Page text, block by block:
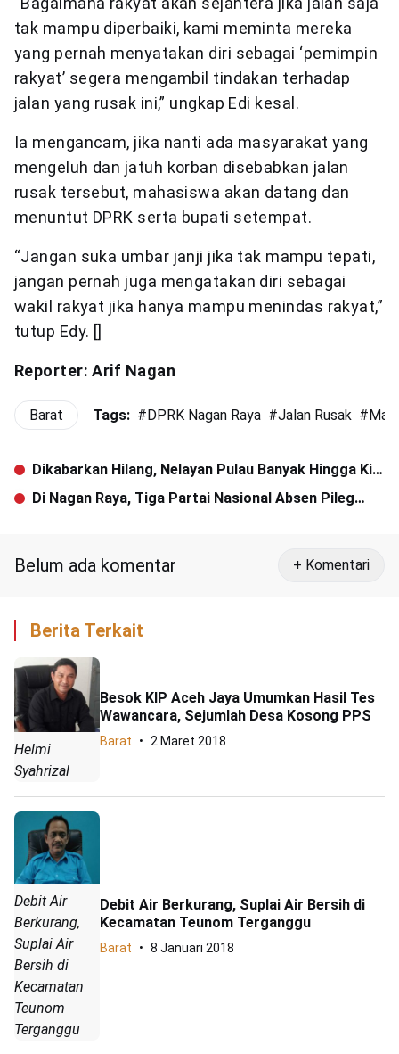
tak mampu diperbaiki, kami meminta mereka
yang pernah menyatakan diri sebagai ‘pemimpin
rakyat’ segera mengambil tindakan terhadap
jalan yang rusak ini,” ungkap Edi kesal.
Ia mengancam, jika nanti ada masyarakat yang
mengeluh dan jatuh korban disebabkan jalan
rusak tersebut, mahasiswa akan datang dan
menuntut DPRK serta bupati setempat.
“Jangan suka umbar janji jika tak mampu tepati,
jangan pernah juga mengatakan diri sebagai
wakil rakyat jika hanya mampu menindas rakyat,”
tutup Edy. []
Reporter: Arif Nagan
Barat Tags: #DPRK Nagan Raya #Jalan Rusak #
Dikabarkan Hilang, Nelayan Pulau Banyak Hingga Kini
Belum Ditemukan
Di Nagan Raya, Tiga Partai Nasional Absen Pileg
Belum ada komentar + Komentari
Berita Terkait
Helmi
Syahrizal
Besok KIP Aceh Jaya Umumkan Hasil Tes
Wawancara, Sejumlah Desa Kosong PPS
Barat 2 Maret 2018
Debit Air
Berkurang,
Suplai Air
Bersih di
Kecamatan
Teunom
Terganggu
Debit Air Berkurang, Suplai Air Bersih di
Kecamatan Teunom Terganggu
Barat 8 Januari 2018